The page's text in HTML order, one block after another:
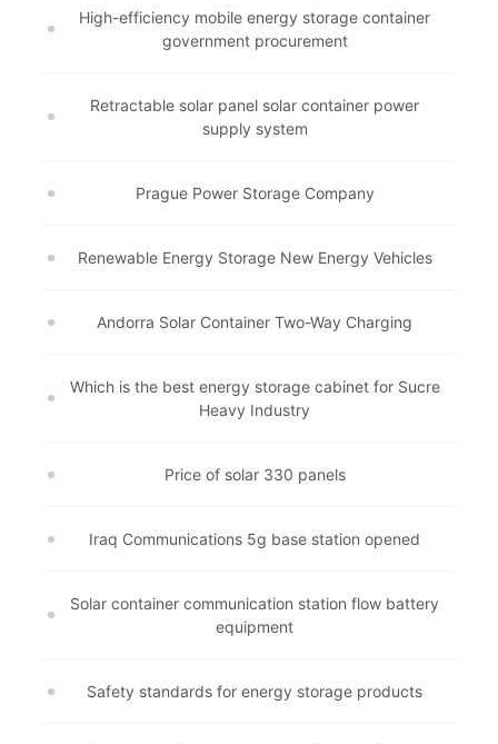
High-efficiency mobile energy storage container
government procurement
Retractable solar panel solar container power
supply system
Prague Power Storage Company
Renewable Energy Storage New Energy Vehicles
Andorra Solar Container Two-Way Charging
Which is the best energy storage cabinet for Sucre
Heavy Industry
Price of solar 330 panels
Iraq Communications 5g base station opened
Solar container communication station flow battery
equipment
Safety standards for energy storage products